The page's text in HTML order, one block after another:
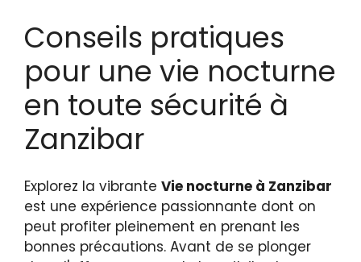
Conseils pratiques
pour une vie nocturne
en toute sécurité à
Zanzibar
Explorez la vibrante Vie nocturne à Zanzibar
est une expérience passionnante dont on
peut profiter pleinement en prenant les
bonnes précautions. Avant de se plonger